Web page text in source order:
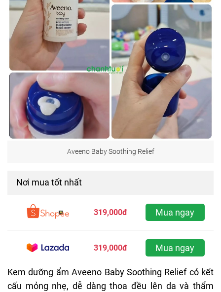
Aveeno Baby Soothing Relief
Nơi mua tốt nhất
319,000đ Mua ngay
319,000đ Mua ngay
Kem dưỡng ẩm Aveeno Baby Soothing Relief có kết
cấu mỏng nhẹ, dễ dàng thoa đều lên da và thẩm